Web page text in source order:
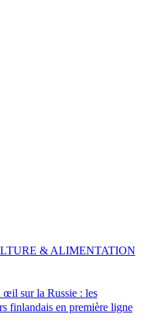
œil sur la Russie : les
finlandais en première ligne
& ALIMENTATION